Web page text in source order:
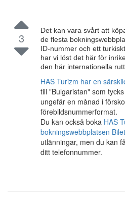
3
Det kan vara svårt att
de flesta
ID-nummer och ett
har vi löst det här för
den här internationella
HAS Turizm har en
till "Bulgaristan" som
ungefär en månad i
förebildsnummerformat.
Du kan också boka HAS
bokningswebbplatsen
utlänningar, men du kan
ditt telefonnummer.